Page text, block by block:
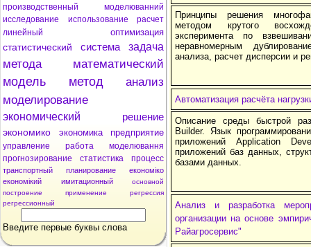
производственный
моделюванний
исследование
использование
расчет
линейный
оптимизация
статистический система задача
метода математический
модель метод
анализ
моделирование
экономический решение
экономико экономика предприятие
управление работа
моделювання
прогнозирование
статистика процесс
транспортный планирование
економіко
економікий
имитационный
основной
построение
применение
регрессия
регрессионный
Введите первые буквы слова
Принципы решения
методом крутого
эксперимента по
неравномерным
анализа, расчет дисперсии и
Автоматизация расчёта
Описание среды быстрой
Builder. Язык
приложений Application
приложений баз данных,
базами данных.
Анализ и разработка
организации на основе
Райагросервис"